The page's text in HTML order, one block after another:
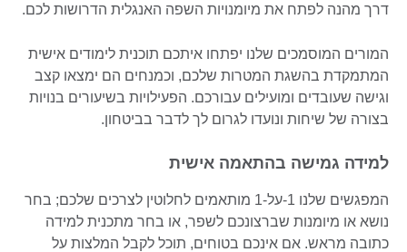
דרך מהנה לפתח את מיומנויות השפה האנגלית הדרושות לכם.
המורים המוסמכים שלנו יפתחו איתכם תוכנית לימודים אישית
המתמקדת בהשגת המטרות שלכם, וכמנחים הם ימצאו קצב
וגישה שעובדים ומועילים עבורכם. הפעילויות בשיעורים בנויות
בצורה של שיחות ונועדו לגרום לך לדבר בביטחון.
למידה גמישה בהתאמה אישית
המפגשים שלנו 1-על-1 מותאמים לחלוטין לצרכים שלכם; בחר
נושא או מיומנות שברצונכם לשפר, או בחר מתכנית למידה
כתובה מראש. אם אינכם בטוחים, תוכל לקבל המלצות על